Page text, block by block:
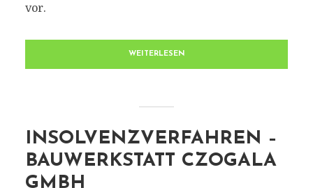
vor.
WEITERLESEN
INSOLVENZVERFAHREN –
BAUWERKSTATT CZOGALA
GMBH